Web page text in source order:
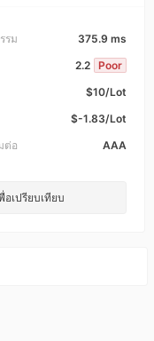
รม
375.9 ms
2.2 Poor
$10/Lot
$-1.83/Lot
ต่อ
AAA
อเปรียบเทียบ